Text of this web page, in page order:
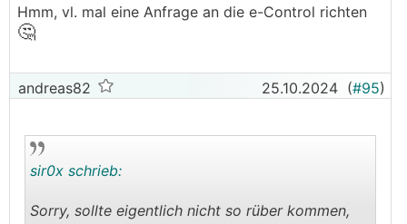
Hmm, vl. mal eine Anfrage an die e-Control richten
🤔
andreas82 25.10.2024 (#95)
sir0x schrieb:
Sorry, sollte eigentlich nicht so rüber kommen,